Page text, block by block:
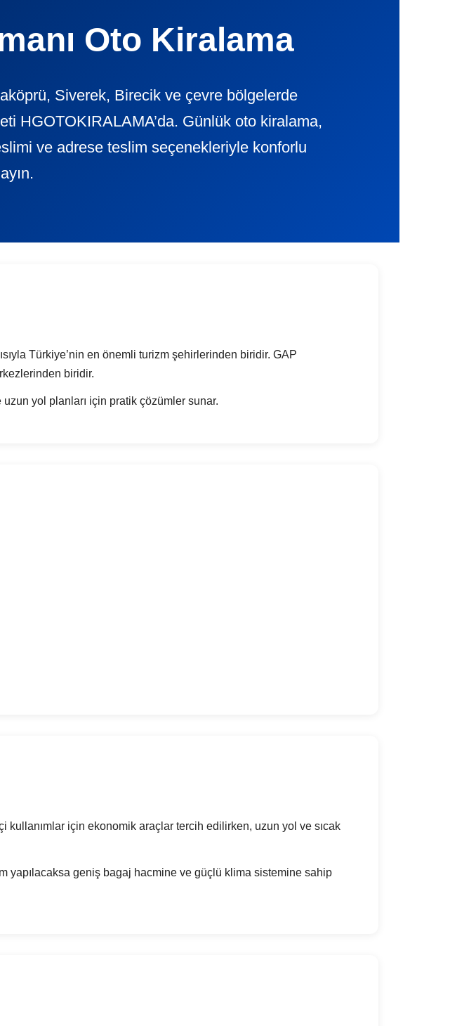
Oto Kiralama
Siverek, Birecik ve çevre bölgelerde
HGOTOKIRALAMA’da. Günlük oto kiralama,
ve adrese teslim seçenekleriyle konforlu
Türkiye’nin en önemli turizm şehirlerinden biridir. GAP
biridir.
yol planları için pratik çözümler sunar.
kullanımlar için ekonomik araçlar tercih edilirken, uzun yol ve sıcak
yapılacaksa geniş bagaj hacmine ve güçlü klima sistemine sahip